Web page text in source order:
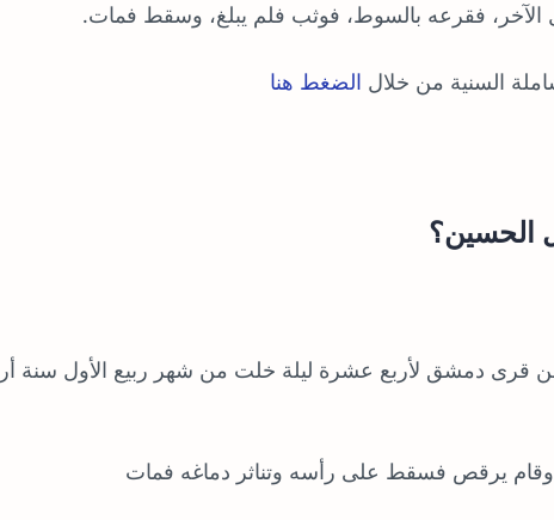
فقرعه بالسوط، فوثب فلم يبلغ، وسقط فمات.
السنية من خلال الضغط هنا
الحسين؟
قرى دمشق لأربع عشرة ليلة خلت من شهر ربيع الأول سنة
وقام يرقص فسقط على رأسه وتناثر دماغه فمات